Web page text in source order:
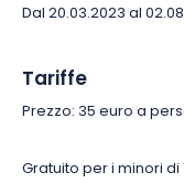
mondo del vino
dello Champagne, da
Dal 20.03.2023 al
Tariffe
Prezzo: 35 euro a
Gratuito per i minori di